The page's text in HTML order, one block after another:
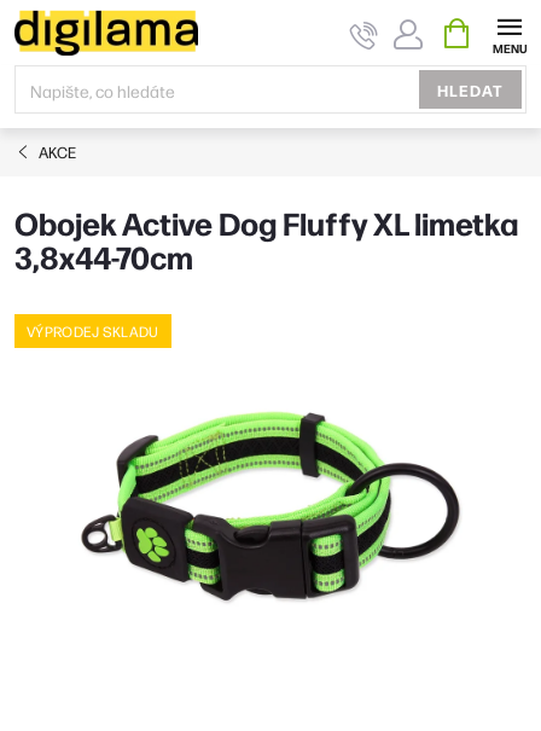
Přejít
na
obsah
HLEDAT
KOŠÍK
AKCE
Obojek Active Dog Fluffy XL limetka
3,8x44-70cm
VÝPRODEJ SKLADU